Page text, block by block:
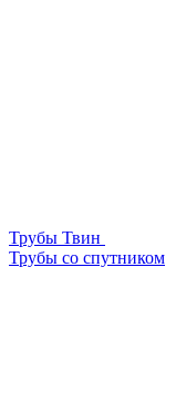
Трубы Твин
Трубы со спутником